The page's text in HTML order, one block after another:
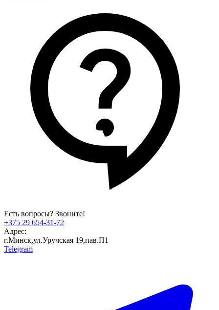
Есть вопросы? Звоните!
+375 29 654-31-72
Адрес:
г.Минск,ул.Уручская 19,пав.П1
Telegram